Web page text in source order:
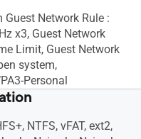
Guest Network Rule :
x3, Guest Network
Limit, Guest Network
system,
Personal
NTFS, vFAT, ext2,